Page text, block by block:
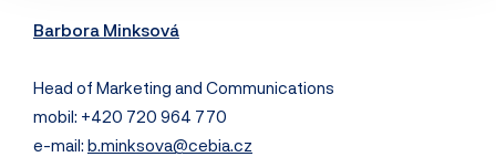
Barbora Minksová
Head of Marketing and Communications
mobil: +420 720 964 770
e-mail: b.minksova@cebia.cz